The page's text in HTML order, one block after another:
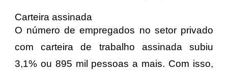
Carteira assinada
O número de empregados no setor privado
com carteira de trabalho assinada subiu
3,1% ou 895 mil pessoas a mais. Com isso,